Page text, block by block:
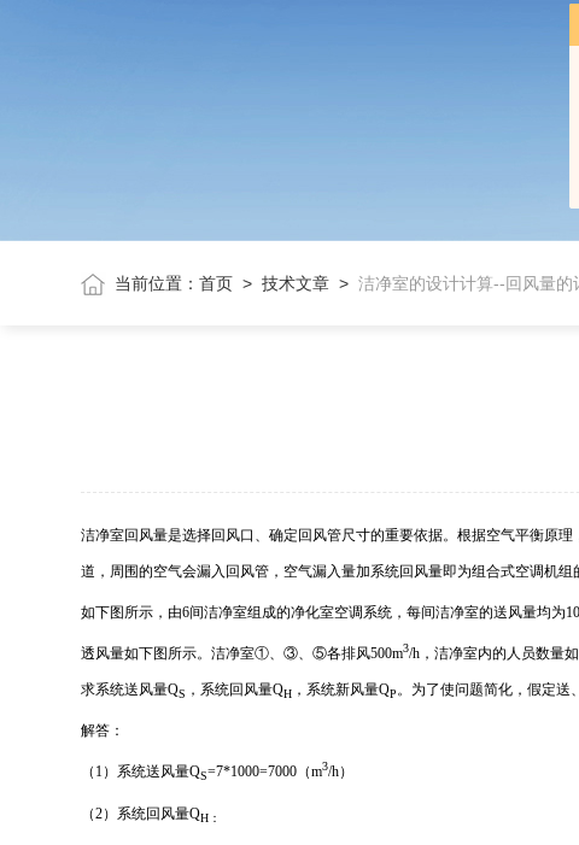
当前位置：首页 >技术文章 >洁净室的设计计算--回风量的
洁净室回风量是选择回风口、确定回风管尺寸的重要依据。根据空气平衡原
道，周围的空气会漏入回风管，空气漏入量加系统回风量即为组合式空调机组
如下图所示，由6间洁净室组成的净化室空调系统，每间洁净室的送风量均为
透风量如下图所示。洁净室①、③、⑤各排风500m3/h，洁净室内的人员数量
求系统送风量QS ，系统回风量QH ，系统新风量QP。为了使问题简化，假定送
解答：
（1）系统送风量QS=7*1000=7000（m3/h）
（2）系统回风量QH：